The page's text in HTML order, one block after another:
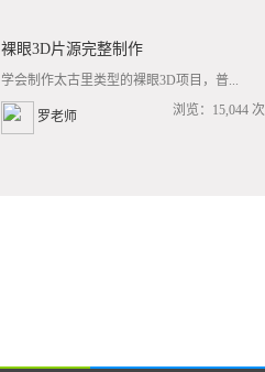
裸眼3D片源完整制作
学会制作太古里类型的裸眼3D项目，普...
罗老师 浏览：15,044 次